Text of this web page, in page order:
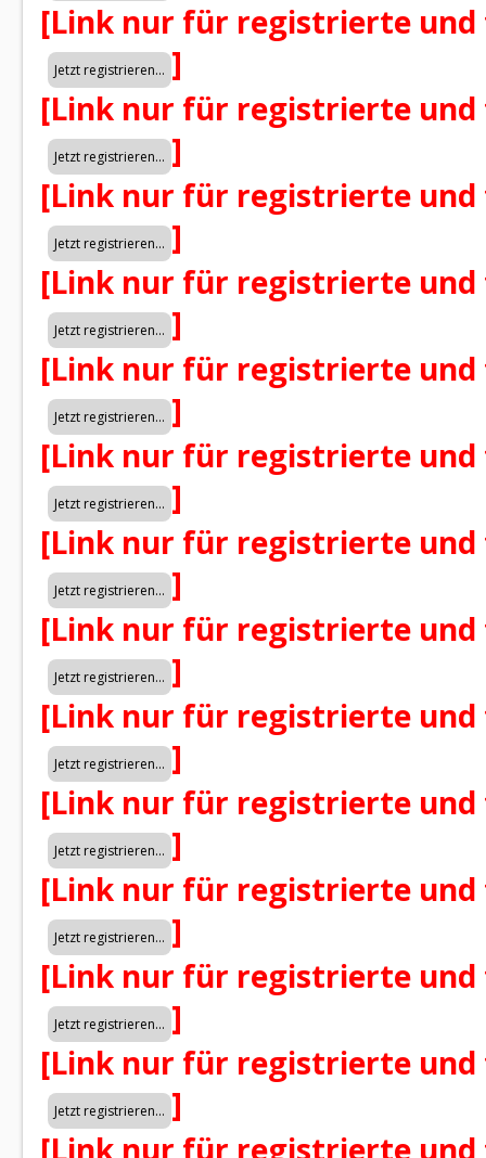
[Link nur für registrierte
]
[Link nur für registrierte
]
[Link nur für registrierte
]
[Link nur für registrierte
]
[Link nur für registrierte
]
[Link nur für registrierte
]
[Link nur für registrierte
]
[Link nur für registrierte
]
[Link nur für registrierte
]
[Link nur für registrierte
]
[Link nur für registrierte
]
[Link nur für registrierte
]
[Link nur für registrierte
]
[Link nur für registrierte